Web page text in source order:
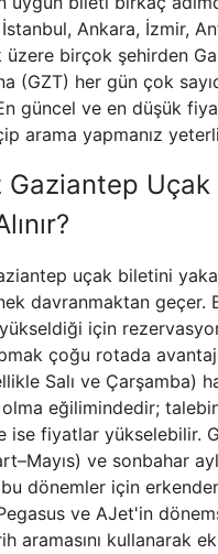
Ankara, İzmir,
üzere birçok şehirden
(GZT) her gün çok
güncel ve en düşük
arama yapmanız
Gaziantep
uçak biletini
davranmaktan geçer.
için
çoğu rotada
Salı ve Çarşamba)
eğilimindedir;
ise fiyatlar yükselebilir.
ve sonbahar
bu dönemler için
Pegasus ve AJet'in
aramasını kullanarak